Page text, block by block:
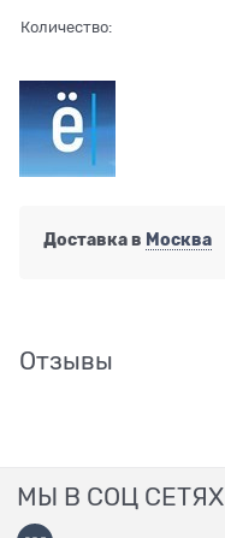
Количество:
Доставка в Москва
Отзывы
МЫ В СОЦ СЕТЯХ